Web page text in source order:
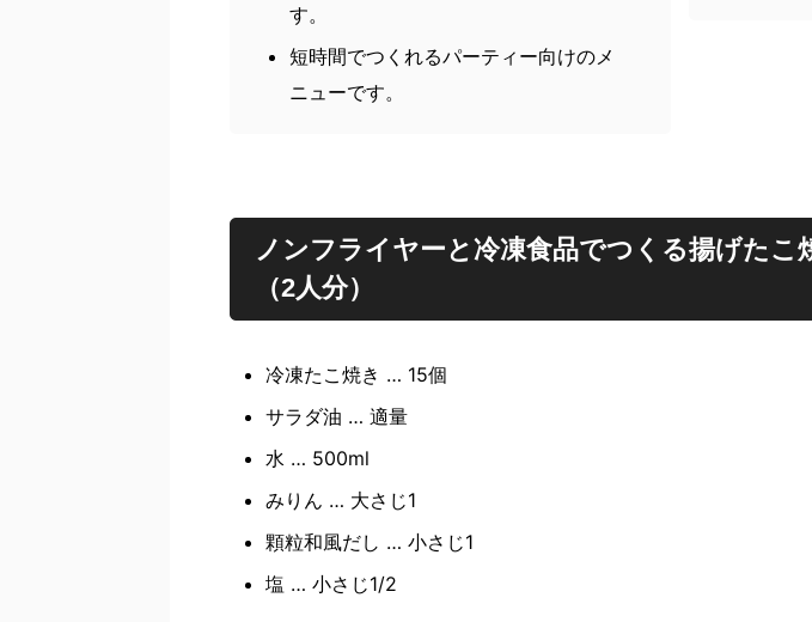
す。
短時間でつくれるパーティー向けのメ
ニューです。
ノンフライヤーと冷凍食品でつくる揚げたこ
（2人分）
冷凍たこ焼き … 15個
サラダ油 … 適量
水 … 500ml
みりん … 大さじ1
顆粒和風だし … 小さじ1
塩 … 小さじ1/2